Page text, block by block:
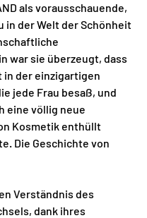
als vorausschauende,
in der Welt der Schönheit
war sie überzeugt, dass
in der einzigartigen
jede Frau besaß, und
eine völlig neue
Kosmetik enthüllt
Die Geschichte von
Verständnis des
dank ihres